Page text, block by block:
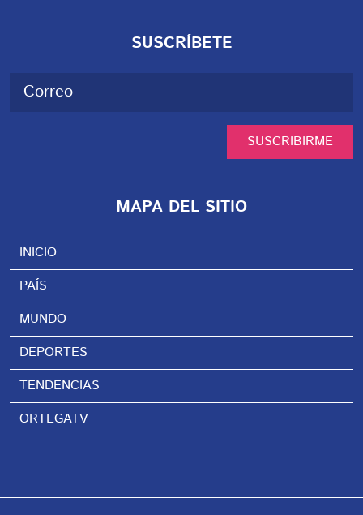
SUSCRÍBETE
SUSCRIBIRME
MAPA DEL SITIO
INICIO
PAÍS
MUNDO
DEPORTES
TENDENCIAS
ORTEGATV